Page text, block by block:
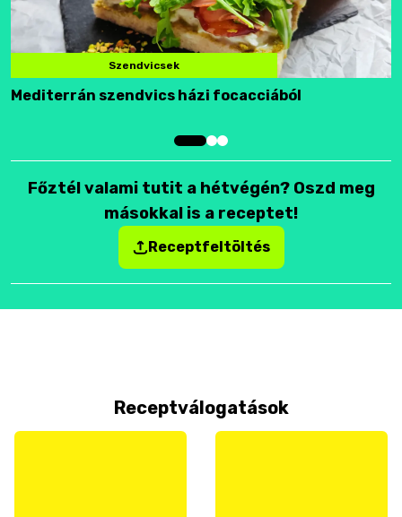
Szendvicsek
Mediterrán szendvics házi focacciából
Főztél valami tutit a hétvégén? Oszd meg
másokkal is a receptet!
Receptfeltöltés
Receptválogatások